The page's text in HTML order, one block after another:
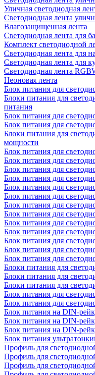
Уличная светодиодная
Светодиодная лента
Влагозащищенная лента
Светодиодная лента для
Комплект светодиодной
Светодиодная лента для
Светодиодная лента для
Светодиодная лента
Неоновая лента
Блок питания для
Блоки питания для
питания
Блок питания для
Блок питания для
Блоки питания для
мощности
Блок питания для
Блок питания для
Блок питания для
Блок питания для
Блок питания для
Блок питания для
Блок питания для
Блок питания для
Блок питания для
Блок питания для
Блок питания для
Блок питания для
Блок питания для
Блоки питания для
Блоки питания для
Блоки питания для
Блок питания для
Блок питания для
Блок питания на DIN-
Блок питания на DIN-
Блок питания на DIN-
Блок питания
Профиль для
Профиль для
Профиль для